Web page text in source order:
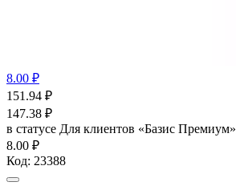
8.00 ₽
151.94 ₽
147.38 ₽
в статусе Для клиентов «Базис Премиум»
8.00 ₽
Код: 23388